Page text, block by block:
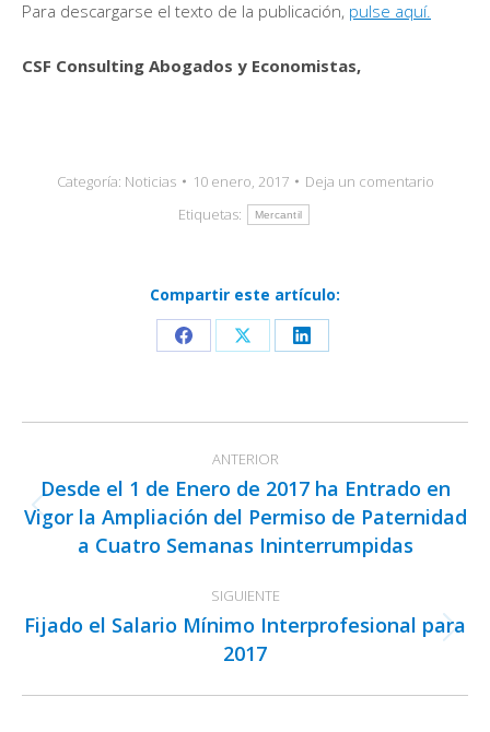
Para descargarse el texto de la publicación, pulse aquí.
CSF Consulting Abogados y Economistas,
Categoría: Noticias 10 enero, 2017
Deja un comentario
Etiquetas:
Mercantil
Compartir este artículo:
Share
Facebook
Share
X
Share
LinkedIn
entre
publicaciones
ANTERIOR
Publicación
anterior:
Desde el 1 de Enero de 2017 ha Entrado en
Vigor la Ampliación del Permiso de Paternidad
a Cuatro Semanas Ininterrumpidas
SIGUIENTE
Publicación
siguiente:
Fijado el Salario Mínimo Interprofesional para
2017